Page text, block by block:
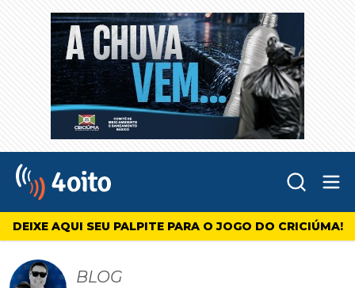
4oito
DEIXE AQUI SEU PALPITE PARA O JOGO DO CRICIÚMA!
BLOG